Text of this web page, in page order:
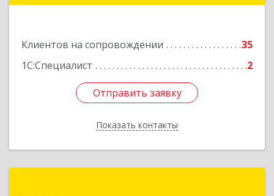
Клиентов на сопровождении
35
1С:Специалист
2
Отправить заявку
Показать контакты
Подробнее
Отправить заявку
Назад